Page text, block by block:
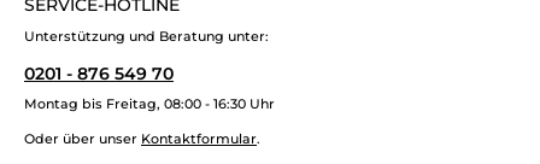
SERVICE-HOTLINE
Unterstützung und Beratung unter:
0201 - 876 549 70
Montag bis Freitag, 08:00 - 16:30 Uhr
Oder über unser Kontaktformular.